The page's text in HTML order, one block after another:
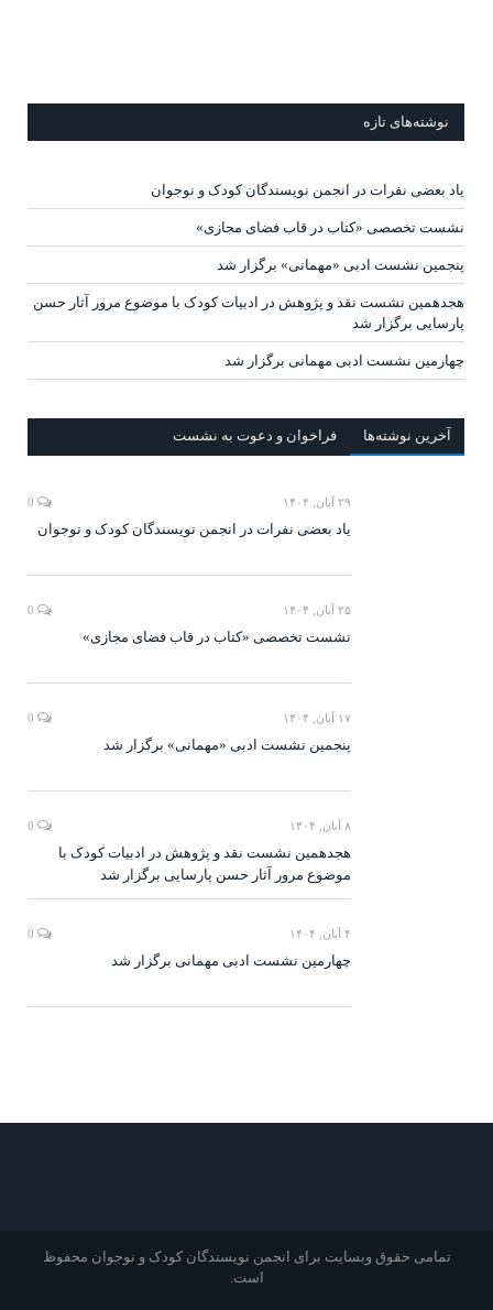
نوشته‌های تازه
یاد بعضی نفرات در انجمن نویسندگان کودک و نوجوان
نشست تخصصی «کتاب در قاب فضای مجازی»
پنجمین نشست ادبی «مهمانی» برگزار شد
هجدهمین نشست نقد و پژوهش در ادبیات کودک با موضوع مرور آثار حسن
پارسایی برگزار شد
چهارمین نشست ادبی مهمانی برگزار شد
آخرين‌ نوشته‌ها فراخوان و دعوت به نشست
۲۹ آبان, ۱۴۰۴
یاد بعضی نفرات در انجمن نویسندگان کودک و نوجوان
۲۵ آبان, ۱۴۰۴
نشست تخصصی «کتاب در قاب فضای مجازی»
۱۷ آبان, ۱۴۰۴
پنجمین نشست ادبی «مهمانی» برگزار شد
۸ آبان, ۱۴۰۴
هجدهمین نشست نقد و پژوهش در ادبیات کودک با
موضوع مرور آثار حسن پارسایی برگزار شد
۴ آبان, ۱۴۰۴
چهارمین نشست ادبی مهمانی برگزار شد
تمامی حقوق وبسایت برای انجمن نویسندگان کودک و نوجوان محفوظ
است.